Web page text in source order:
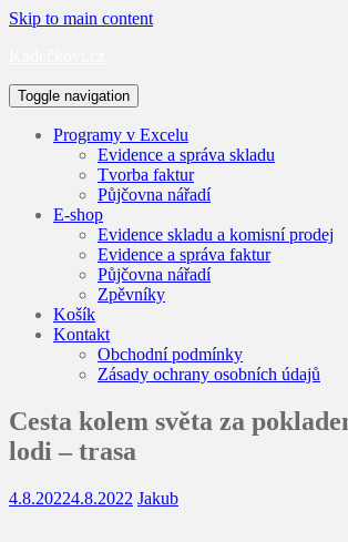
Skip to main content
Toggle navigation
Programy v Excelu
Evidence a správa skladu
Tvorba faktur
Půjčovna nářadí
E-shop
Evidence skladu a komisní prodej
Evidence a správa faktur
Půjčovna nářadí
Zpěvníky
Košík
Kontakt
Obchodní podmínky
Zásady ochrany osobních údajů
Cesta kolem světa za
lodi – trasa
4.8.20224.8.2022 Jakub